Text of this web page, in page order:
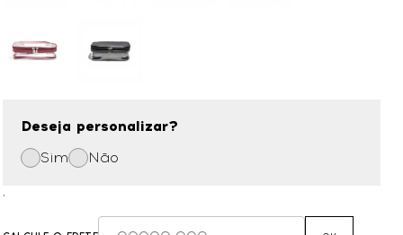
Deseja personalizar?
Sim
Não